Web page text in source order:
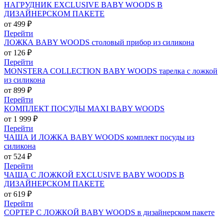
НАГРУДНИК EXCLUSIVE BABY WOODS В
ДИЗАЙНЕРСКОМ ПАКЕТЕ
от 499 ₽
Перейти
ЛОЖКА BABY WOODS столовый прибор из силикона
от 126 ₽
Перейти
MONSTERA COLLECTION BABY WOODS тарелка с ложкой
из силикона
от 899 ₽
Перейти
КОМПЛЕКТ ПОСУДЫ MAXI BABY WOODS
от 1 999 ₽
Перейти
ЧАША И ЛОЖКА BABY WOODS комплект посуды из
силикона
от 524 ₽
Перейти
ЧАША С ЛОЖКОЙ EXCLUSIVE BABY WOODS В
ДИЗАЙНЕРСКОМ ПАКЕТЕ
от 619 ₽
Перейти
СОРТЕР С ЛОЖКОЙ BABY WOODS в дизайнерском пакете